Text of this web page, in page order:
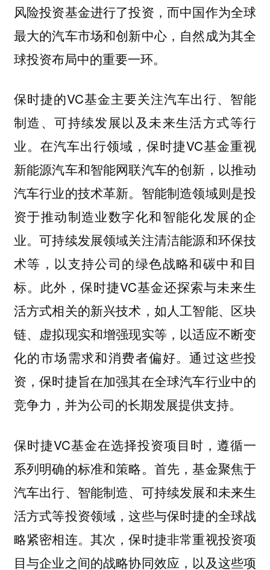
风险投资基金进行了投资，而中国作为全球
最大的汽车市场和创新中心，自然成为其全
球投资布局中的重要一环。
保时捷的VC基金主要关注汽车出行、智能
制造、可持续发展以及未来生活方式等行
业。在汽车出行领域，保时捷VC基金重视
新能源汽车和智能网联汽车的创新，以推动
汽车行业的技术革新。智能制造领域则是投
资于推动制造业数字化和智能化发展的企
业。可持续发展领域关注清洁能源和环保技
术等，以支持公司的绿色战略和碳中和目
标。此外，保时捷VC基金还探索与未来生
活方式相关的新兴技术，如人工智能、区块
链、虚拟现实和增强现实等，以适应不断变
化的市场需求和消费者偏好。通过这些投
资，保时捷旨在加强其在全球汽车行业中的
竞争力，并为公司的长期发展提供支持。
保时捷VC基金在选择投资项目时，遵循一
系列明确的标准和策略。首先，基金聚焦于
汽车出行、智能制造、可持续发展和未来生
活方式等投资领域，这些与保时捷的全球战
略紧密相连。其次，保时捷非常重视投资项
目与企业之间的战略协同效应，以及这些项